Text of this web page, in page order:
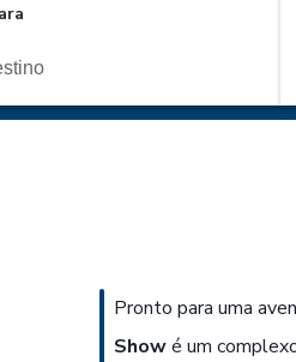
Pronto para uma
Showé um